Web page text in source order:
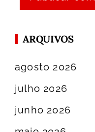
ARQUIVOS
agosto 2026
julho 2026
junho 2026